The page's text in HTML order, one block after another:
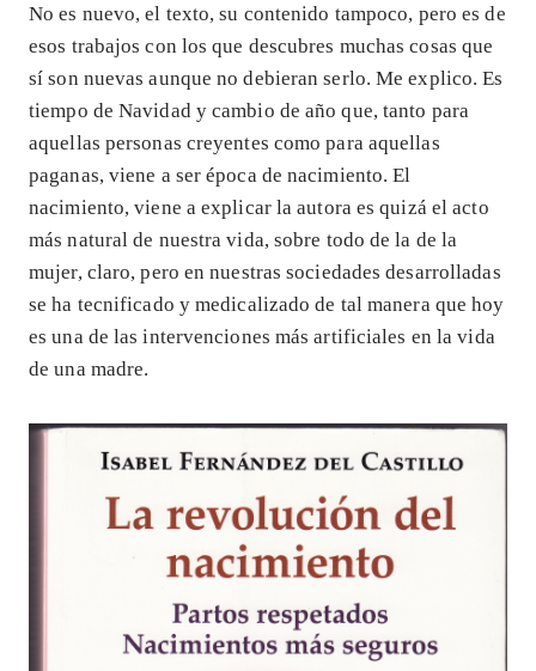
No es nuevo, el texto, su contenido tampoco, pero es de
esos trabajos con los que descubres muchas cosas que
sí son nuevas aunque no debieran serlo. Me explico. Es
tiempo de Navidad y cambio de año que, tanto para
aquellas personas creyentes como para aquellas
paganas, viene a ser época de nacimiento. El
nacimiento, viene a explicar la autora es quizá el acto
más natural de nuestra vida, sobre todo de la de la
mujer, claro, pero en nuestras sociedades desarrolladas
se ha tecnificado y medicalizado de tal manera que hoy
es una de las intervenciones más artificiales en la vida
de una madre.